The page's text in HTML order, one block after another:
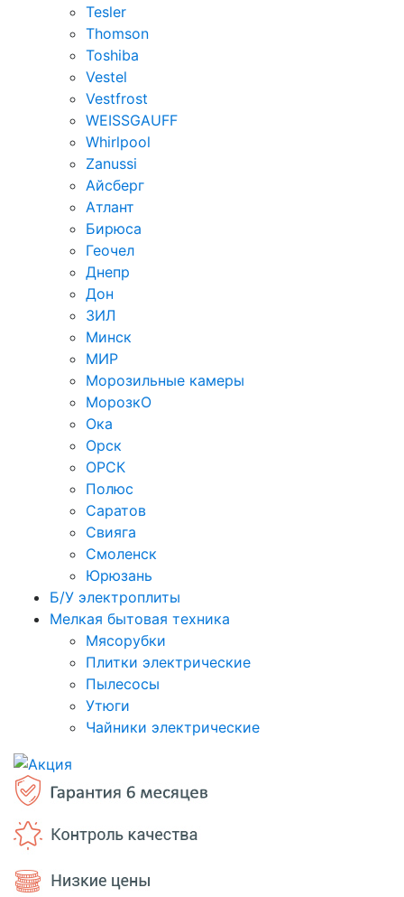
Tesler
Thomson
Toshiba
Vestel
Vestfrost
WEISSGAUFF
Whirlpool
Zanussi
Айсберг
Атлант
Бирюса
Геочел
Днепр
Дон
ЗИЛ
Минск
МИР
Морозильные камеры
МорозкО
Ока
Орск
ОРСК
Полюс
Саратов
Свияга
Смоленск
Юрюзань
Б/У электроплиты
Мелкая бытовая техника
Мясорубки
Плитки электрические
Пылесосы
Утюги
Чайники электрические